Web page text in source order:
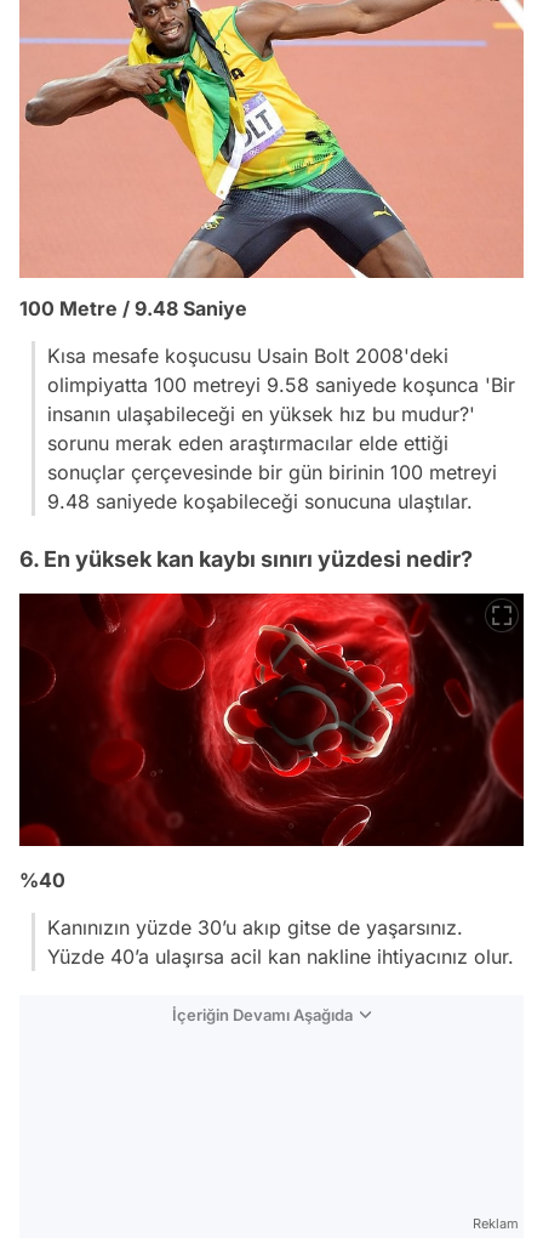
100 Metre / 9.48 Saniye
Kısa mesafe koşucusu Usain Bolt 2008'deki
olimpiyatta 100 metreyi 9.58 saniyede koşunca 'Bir
insanın ulaşabileceği en yüksek hız bu mudur?'
sorunu merak eden araştırmacılar elde ettiği
sonuçlar çerçevesinde bir gün birinin 100 metreyi
9.48 saniyede koşabileceği sonucuna ulaştılar.
6. En yüksek kan kaybı sınırı yüzdesi nedir?
%40
Kanınızın yüzde 30’u akıp gitse de yaşarsınız.
Yüzde 40’a ulaşırsa acil kan nakline ihtiyacınız olur.
İçeriğin Devamı Aşağıda
Reklam